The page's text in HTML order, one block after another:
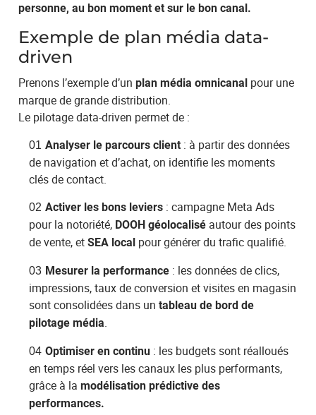
personne, au bon moment et sur le bon canal.
Exemple de plan média data-
driven
Prenons l’exemple d’unplan média omnicanal pour une
marque de grande distribution.
Le pilotage data-driven permet de :
Analyser le parcours client : à partir des données
de navigation et d’achat, on identifie les moments
clés de contact.
Activer les bons leviers : campagne Meta Ads
pour la notoriété, DOOH géolocalisé autour des points
de vente, etSEA local pour générer du trafic qualifié.
Mesurer la performance : les données de clics,
impressions, taux de conversion et visites en magasin
sont consolidées dans untableau de bord de
pilotage média.
Optimiser en continu : les budgets sont réalloués
en temps réel vers les canaux les plus performants,
grâce à lamodélisation prédictive des
performances.